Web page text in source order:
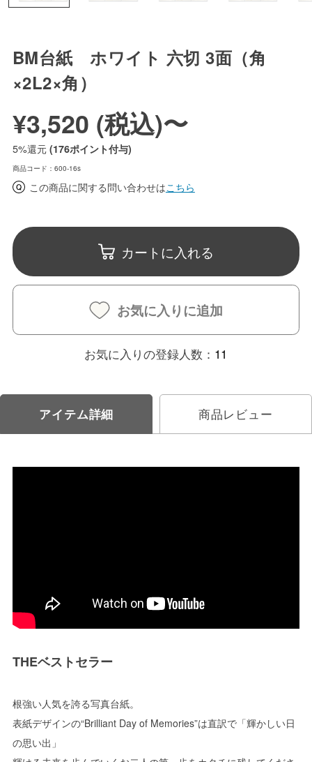
BM台紙 ホワイト 六切 3面（角
×2L2×角）
¥3,520 (税込)〜
5%還元 (176ポイント付与)
商品コード：600-16s
この商品に関する問い合わせはこちら
カートに入れる
お気に入りに追加
お気に入りの登録人数： 11
アイテム詳細 商品レビュー
THEベストセラー
根強い人気を誇る写真台紙。
表紙デザインの“Brilliant Day of Memories”は直訳で「輝かしい日
の思い出」